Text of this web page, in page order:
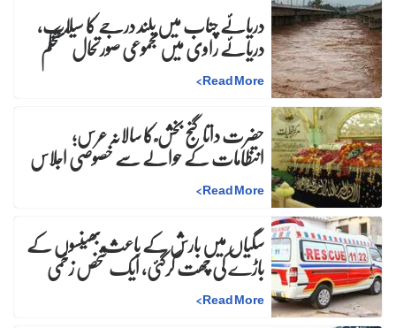
دریائے چناب میں بلند درجے کا سیلاب،
دریائے راوی میں مجموعی صورتحال مستحکم
Read More
>
حضرت داتا گنج بخش ؒ کا سالانہ عرس;
انتظامات کے حوالے سے خصوصی اجلاس
Read More
>
سگیاں میں بارش کے باعث بھینسوں کے
باڑے کی چھت گرگئی، ایک شخص زخمی
Read More
>